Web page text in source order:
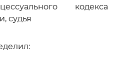
кодекса
судья